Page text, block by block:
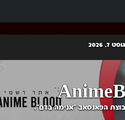
7, 2026
הפאנסאב "אנימה בדם".